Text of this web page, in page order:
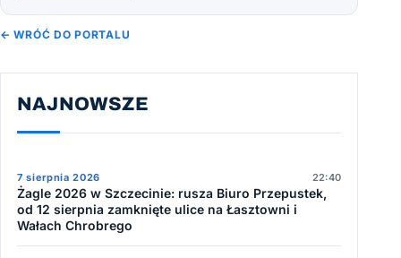
← WRÓĆ DO PORTALU
NAJNOWSZE
7 sierpnia 2026 22:40
Żagle 2026 w Szczecinie: rusza Biuro Przepustek,
od 12 sierpnia zamknięte ulice na Łasztowni i
Wałach Chrobrego